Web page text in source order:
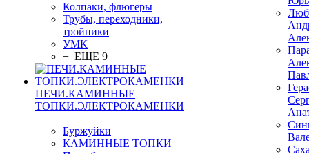
Колпаки, флюгеры
Трубы, переходники,
тройники
УМК
+ ЕЩЕ 9
ПЕЧИ.КАМИННЫЕ
ТОПКИ.ЭЛЕКТРОКАМЕНКИ
Буржуйки
КАМИННЫЕ ТОПКИ